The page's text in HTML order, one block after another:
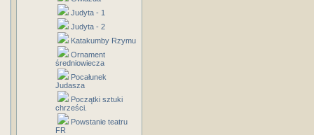
Judyta - 1
Judyta - 2
Katakumby Rzymu
Ornament
średniowiecza
Pocałunek
Judasza
Początki sztuki
chrześci.
Powstanie teatru
FR